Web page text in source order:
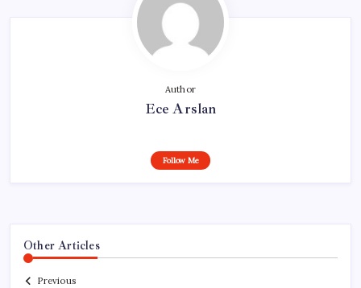
Author
Ece Arslan
Follow Me
Other Articles
Previous